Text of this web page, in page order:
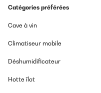
Catégories préférées
Cave à vin
Climatiseur mobile
Déshumidificateur
Hotte îlot